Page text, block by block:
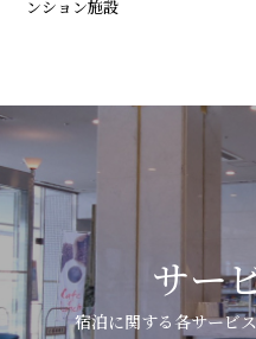
ンション施設
サー
宿泊に関する各サービ